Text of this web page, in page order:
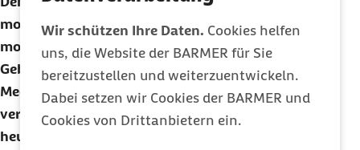
Wir schützen Ihre Daten. Cookies helfen
uns, die Website der BARMER für Sie
bereitzustellen und weiterzuentwickeln.
Dabei setzen wir Cookies der BARMER und
Cookies von Drittanbietern ein.
moralische und ethische Aspekte, die heute noch
modern sind. Dazu gehört beispielsweise das
Gebot, den Kranken nicht zu schaden und
Medikamente zum Patientennutzen zu
verschreiben. Auch die ärztliche Schweigepflicht,
heute noch eine wichtige Säule im Arzt-